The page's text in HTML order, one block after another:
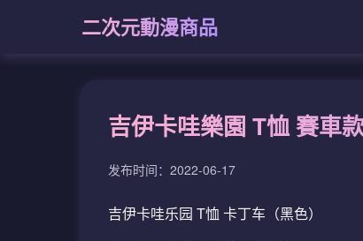
二次元動漫商品
吉伊卡哇樂園 T恤 賽車
发布时间：2022-06-17
吉伊卡哇乐园 T恤 卡丁车（黑色）